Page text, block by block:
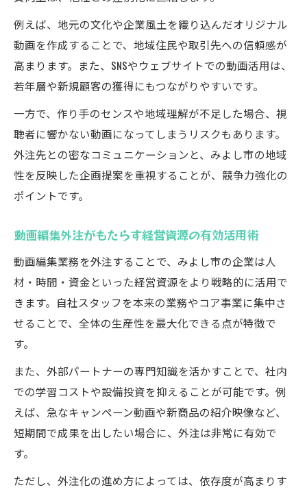
例えば、地元の文化や企業風土を織り込んだオリジナル
動画を作成することで、地域住民や取引先への信頼感が
高まります。また、SNSやウェブサイトでの動画活用は、
若年層や新規顧客の獲得にもつながりやすいです。
一方で、作り手のセンスや地域理解が不足した場合、視
聴者に響かない動画になってしまうリスクもあります。
外注先との密なコミュニケーションと、みよし市の地域
性を反映した企画提案を重視することが、競争力強化の
ポイントです。
動画編集外注がもたらす経営資源の有効活用術
動画編集業務を外注することで、みよし市の企業は人
材・時間・資金といった経営資源をより戦略的に活用で
きます。自社スタッフを本来の業務やコア事業に集中さ
せることで、全体の生産性を最大化できる点が特徴で
す。
また、外部パートナーの専門知識を活かすことで、社内
での学習コストや設備投資を抑えることが可能です。例
えば、急なキャンペーン動画や新商品の紹介映像など、
短期間で成果を出したい場合に、外注は非常に有効で
す。
ただし、外注化の進め方によっては、依存度が高まりす